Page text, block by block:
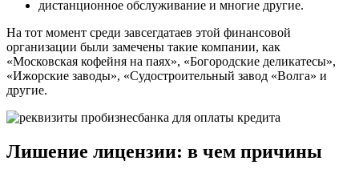
дистанционное обслуживание и многие другие.
На тот момент среди завсегдатаев этой финансовой
организации были замечены такие компании, как
«Московская кофейня на паях», «Богородские деликатесы»,
«Ижорские заводы», «Судостроительный завод «Волга» и
другие.
Лишение лицензии: в чем причины